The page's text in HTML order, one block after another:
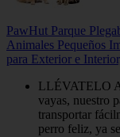
PawHut Parque
Animales Pequeños
para Exterior e
LLÉVATELO
vayas, nuestro
transportar
perro feliz, ya